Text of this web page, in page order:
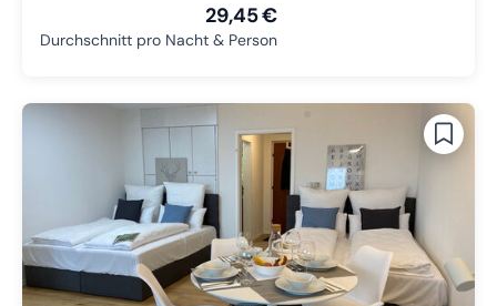
29,45 €
Durchschnitt pro Nacht & Person